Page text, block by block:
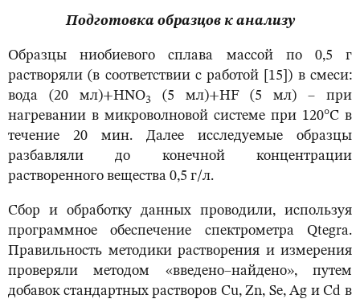
Подготовка образцов к анализу
Образцы ниобиевого сплава массой по 0,5 г
растворяли (в соответствии с работой [15]) в смеси:
вода (20 мл)+HNO3
(5 мл)+HF (5 мл) – при
нагревании в микроволновой системе при 120°С в
течение 20 мин. Далее исследуемые образцы
разбавляли до конечной концентрации
растворенного вещества 0,5 г/л.
Сбор и обработку данных проводили, используя
программное обеспечение спектрометра Qtegra.
Правильность методики растворения и измерения
проверяли методом «введено–найдено», путем
добавок стандартных растворов Cu, Zn, Se, Ag и Cd в